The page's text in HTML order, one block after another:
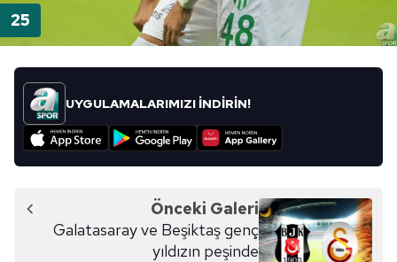
UYGULAMALARIMIZI İNDİRİN!
Önceki Galeri
Galatasaray ve Beşiktaş genç
yıldızın peşinde